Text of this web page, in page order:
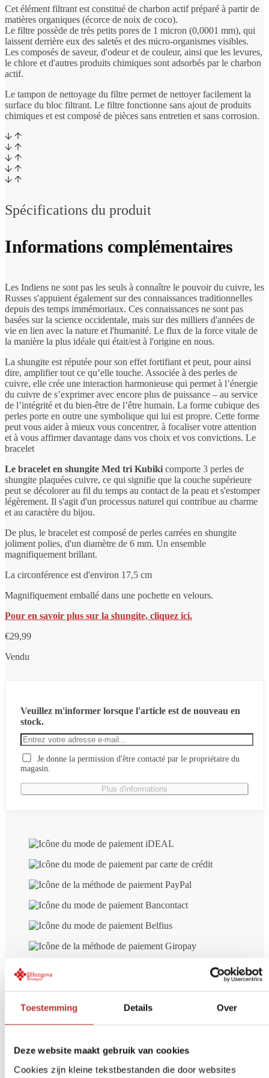
Toestemming Details Over
Deze website maakt gebruik van cookies
Cookies zijn kleine tekstbestanden die door websites
Cet élément filtrant est constitué de charbon actif préparé à partir de
matières organiques (écorce de noix de coco).
Le filtre possède de très petits pores de 1 micron (0,0001 mm), qui
laissent derrière eux des saletés et des micro-organismes visibles.
Les composés de saveur, d'odeur et de couleur, ainsi que les levures,
le chlore et d'autres produits chimiques sont adsorbés par le charbon
actif.
Le tampon de nettoyage du filtre permet de nettoyer facilement la
surface du bloc filtrant. Le filtre fonctionne sans ajout de produits
chimiques et est composé de pièces sans entretien et sans corrosion.
Spécifications du produit
Informations complémentaires
Les Indiens ne sont pas les seuls à connaître le pouvoir du cuivre, les
Russes s'appuient également sur des connaissances traditionnelles
depuis des temps immémoriaux. Ces connaissances ne sont pas
basées sur la science occidentale, mais sur des milliers d'années de
vie en lien avec la nature et l'humanité. Le flux de la force vitale de
la manière la plus idéale qui était/est à l'origine en nous.
La shungite est réputée pour son effet fortifiant et peut, pour ainsi
dire, amplifier tout ce qu’elle touche. Associée à des perles de
cuivre, elle crée une interaction harmonieuse qui permet à l’énergie
du cuivre de s’exprimer avec encore plus de puissance – au service
de l’intégrité et du bien-être de l’être humain. La forme cubique des
perles porte en outre une symbolique qui lui est propre. Cette forme
peut vous aider à mieux vous concentrer, à focaliser votre attention
et à vous affirmer davantage dans vos choix et vos convictions. Le
bracelet
Le bracelet en shungite Med tri Kubiki comporte 3 perles de
shungite plaquées cuivre, ce qui signifie que la couche supérieure
peut se décolorer au fil du temps au contact de la peau et s'estomper
légèrement. Il s'agit d'un processus naturel qui contribue au charme
et au caractère du bijou.
De plus, le bracelet est composé de perles carrées en shungite
joliment polies, d'un diamètre de 6 mm. Un ensemble
magnifiquement brillant.
La circonférence est d'environ 17,5 cm
Magnifiquement emballé dans une pochette en velours.
Pour en savoir plus sur la shungite, cliquez ici.
€29,99
Vendu
Veuillez m'informer lorsque l'article est de nouveau en
stock.
Je donne la permission d'être contacté par le propriétaire du
magasin.
Livraison gratuite àpartir de 99 € (NL/BE)
Retour dans les14 jours